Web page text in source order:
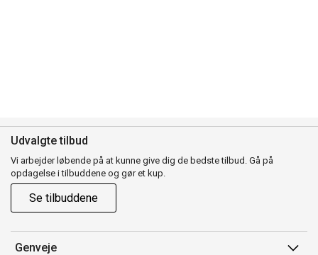
Udvalgte tilbud
Vi arbejder løbende på at kunne give dig de bedste tilbud. Gå på
opdagelse i tilbuddene og gør et kup.
Se tilbuddene
Genveje